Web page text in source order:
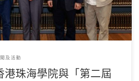
及活動
港珠海學院與「第二屆